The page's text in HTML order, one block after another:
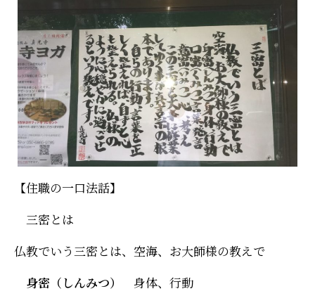
【住職の一口法話】
三密とは
仏教でいう三密とは、空海、お大師様の教えで
身密（しんみつ）
身体、行動